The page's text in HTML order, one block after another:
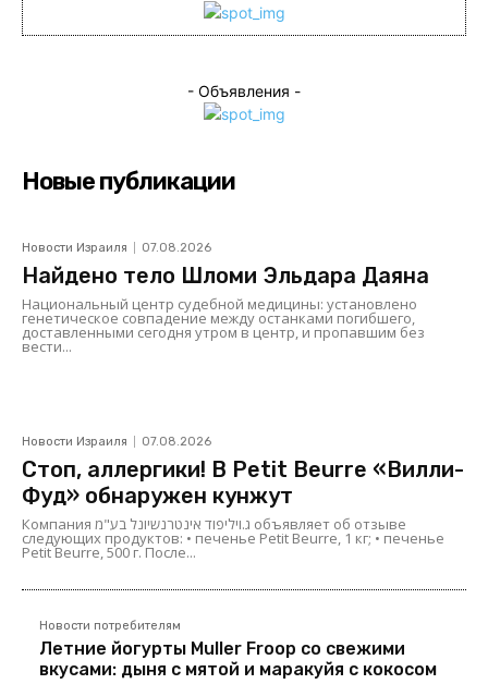
- Объявления -
Новые публикации
Новости Израиля 07.08.2026
Найдено тело Шломи Эльдара Даяна
Национальный центр судебной медицины: установлено
генетическое совпадение между останками погибшего,
доставленными сегодня утром в центр, и пропавшим без
вести...
Новости Израиля 07.08.2026
Стоп, аллергики! В Petit Beurre «Вилли-
Фуд» обнаружен кунжут
Компания ג.ויליפוד אינטרנשיונל בע"מ объявляет об отзыве
следующих продуктов: • печенье Petit Beurre, 1 кг; • печенье
Petit Beurre, 500 г. После...
Новости потребителям
Летние йогурты Muller Froop со свежими
вкусами: дыня с мятой и маракуйя с кокосом